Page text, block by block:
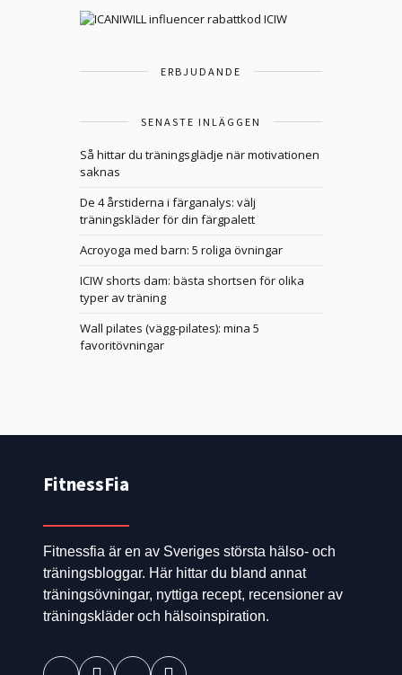
ERBJUDANDE
SENASTE INLÄGGEN
Så hittar du träningsglädje när motivationen
saknas
De 4 årstiderna i färganalys: välj
träningskläder för din färgpalett
Acroyoga med barn: 5 roliga övningar
ICIW shorts dam: bästa shortsen för olika
typer av träning
Wall pilates (vägg-pilates): mina 5
favoritövningar
FitnessFia
Fitnessfia är en av Sveriges största hälso- och
träningsbloggar. Här hittar du bland annat
träningsövningar, nyttiga recept, recensioner av
träningskläder och hälsoinspiration.